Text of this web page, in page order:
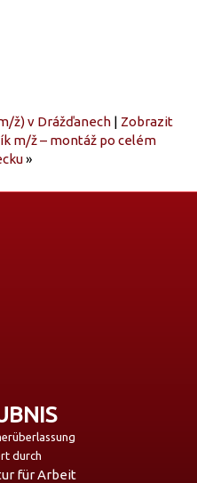
ž) v Drážďanech | Zobrazit
m/ž – montáž po celém
»
durch
für Arbeit